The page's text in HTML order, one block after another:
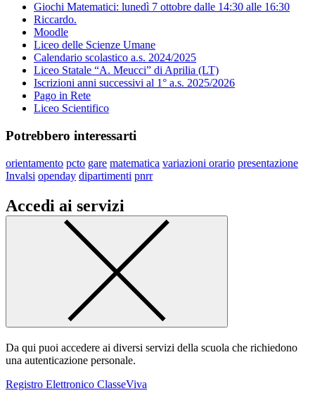
Giochi Matematici: lunedì 7 ottobre dalle 14:30 alle 16:30
Riccardo.
Moodle
Liceo delle Scienze Umane
Calendario scolastico a.s. 2024/2025
Liceo Statale “A. Meucci” di Aprilia (LT)
Iscrizioni anni successivi al 1° a.s. 2025/2026
Pago in Rete
Liceo Scientifico
Potrebbero interessarti
orientamento pcto gare matematica variazioni orario presentazione
Invalsi openday dipartimenti pnrr
Accedi ai servizi
Da qui puoi accedere ai diversi servizi della scuola che richiedono
una autenticazione personale.
Registro Elettronico ClasseViva